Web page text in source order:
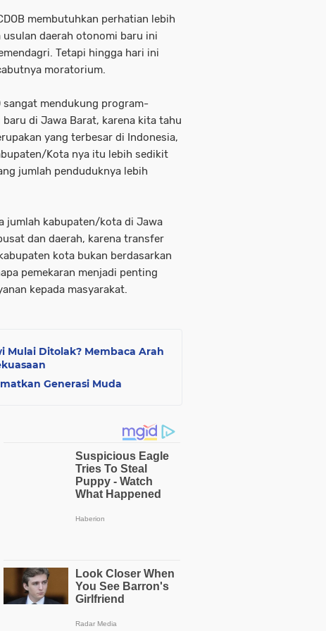
membutuhkan perhatian lebih
daerah otonomi baru ini
Tetapi hingga hari ini
moratorium.
sangat mendukung program-
di Jawa Barat, karena kita tahu
yang terbesar di Indonesia,
Kota nya itu lebih sedikit
jumlah penduduknya lebih
jumlah kabupaten/kota di Jawa
dan daerah, karena transfer
kota bukan berdasarkan
pemekaran menjadi penting
kepada masyarakat.
Mulai Ditolak? Membaca Arah
Generasi Muda